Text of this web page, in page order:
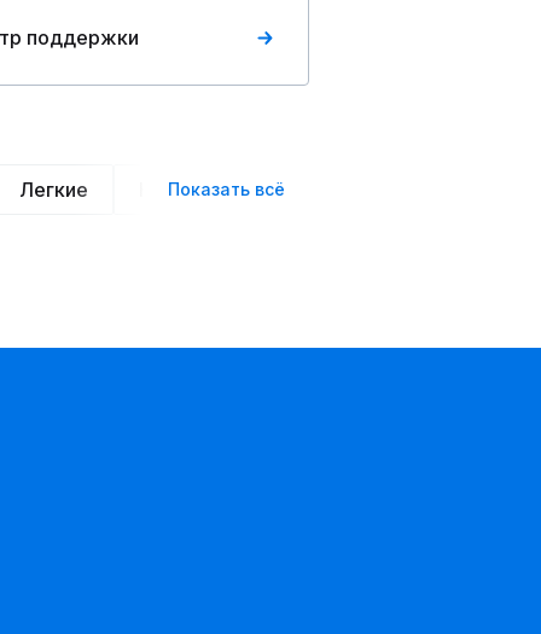
поддержки
Легкие Нарядные
Показать всё